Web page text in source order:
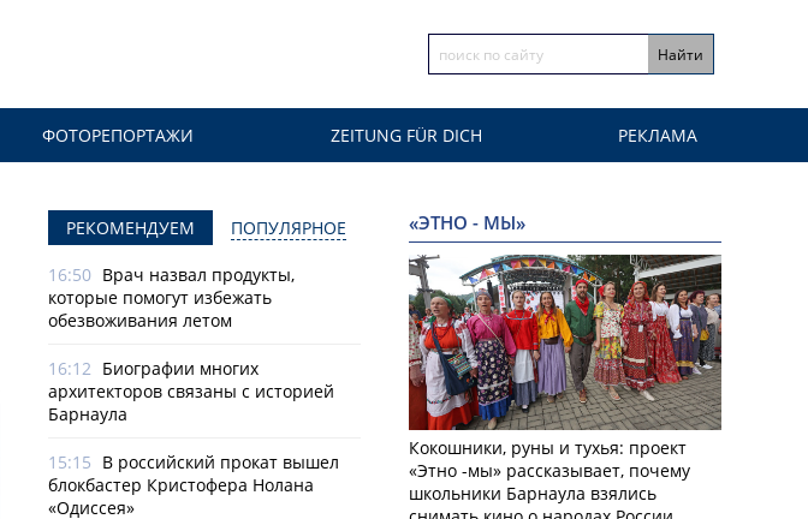
ФОТОРЕПОРТАЖИ ZEITUNG FÜR DICH РЕКЛАМА
РЕКОМЕНДУЕМ ПОПУЛЯРНОЕ
16:50 Врач назвал продукты,
которые помогут избежать
обезвоживания летом
16:12 Биографии многих
архитекторов связаны с историей
Барнаула
15:15 В российский прокат вышел
блокбастер Кристофера Нолана
«Одиссея»
«ЭТНО - МЫ»
Кокошники, руны и тухья: проект
«Этно -мы» рассказывает, почему
школьники Барнаула взялись